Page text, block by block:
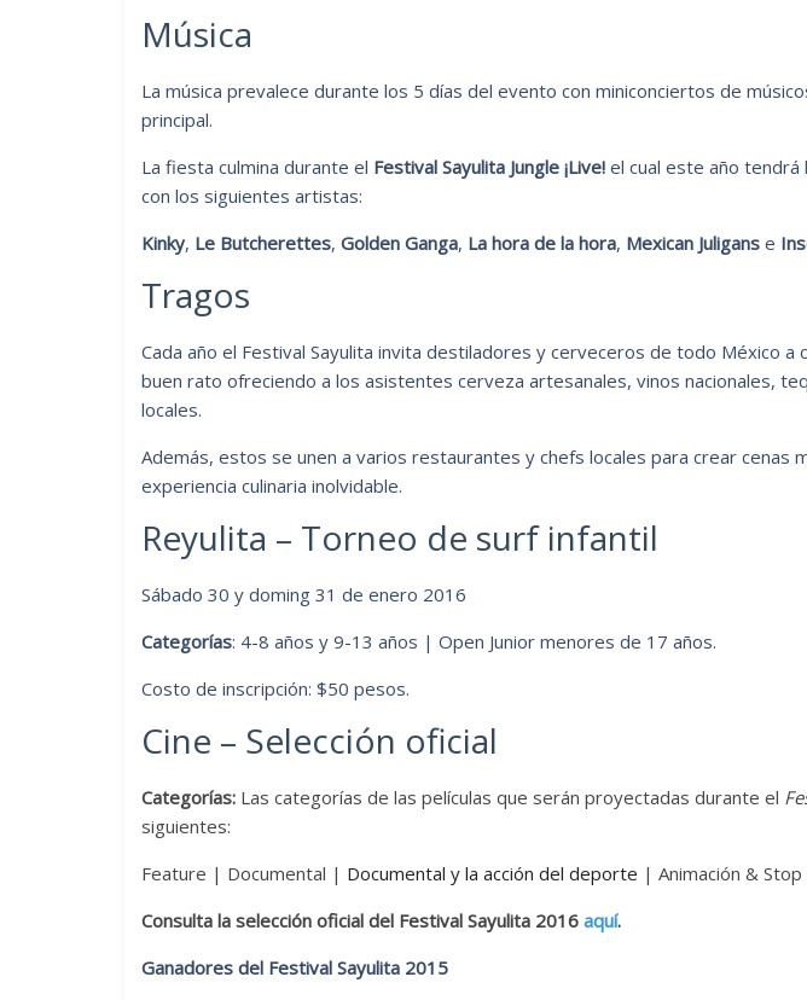
Música
La música prevalece durante los 5 días del evento con miniconciertos de
principal.
La fiesta culmina durante el Festival Sayulita Jungle ¡Live! el cual este año
con los siguientes artistas:
Kinky, Le Butcherettes, Golden Ganga, La hora de la hora, Mexican Juligans e
Tragos
Cada año el Festival Sayulita invita destiladores y cerveceros de todo México a
buen rato ofreciendo a los asistentes cerveza artesanales, vinos nacionales,
locales.
Además, estos se unen a varios restaurantes y chefs locales para crear cenas
experiencia culinaria inolvidable.
Reyulita – Torneo de surf infantil
Sábado 30 y doming 31 de enero 2016
Categorías: 4-8 años y 9-13 años | Open Junior menores de 17 años.
Costo de inscripción: $50 pesos.
Cine – Selección oficial
Categorías: Las categorías de las películas que serán proyectadas durante el
siguientes:
Feature | Documental | Documental y la acción del deporte | Animación &
Consulta la selección oficial del Festival Sayulita 2016 aquí.
Ganadores del Festival Sayulita 2015